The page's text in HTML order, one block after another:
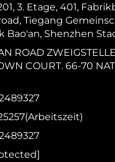
3. Etage, 401,
Tiegang
Bao'an, Shenzhen
ROAD ZWEIGSTELLE
COURT. 66-70